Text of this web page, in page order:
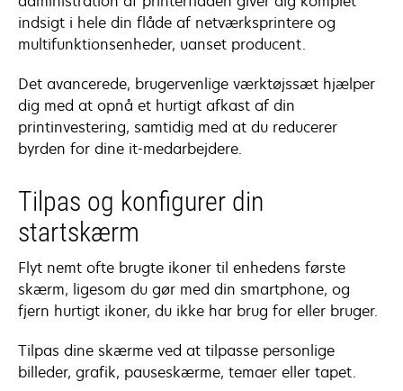
indsigt i hele din flåde af netværksprintere og
multifunktionsenheder, uanset producent.
Det avancerede, brugervenlige værktøjssæt hjælper
dig med at opnå et hurtigt afkast af din
printinvestering, samtidig med at du reducerer
byrden for dine it-medarbejdere.
Tilpas og konfigurer din
startskærm
Flyt nemt ofte brugte ikoner til enhedens første
skærm, ligesom du gør med din smartphone, og
fjern hurtigt ikoner, du ikke har brug for eller bruger.
Tilpas dine skærme ved at tilpasse personlige
billeder, grafik, pauseskærme, temaer eller tapet.